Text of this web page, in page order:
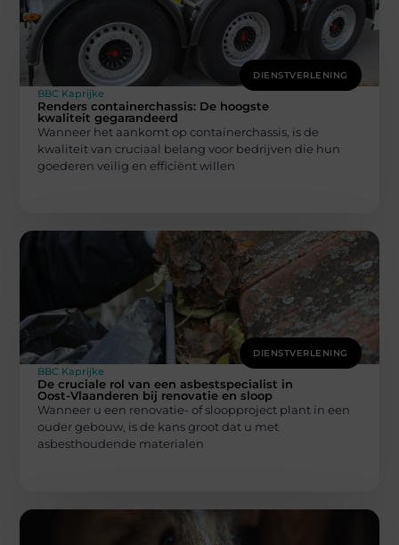
DIENSTVERLENING
BBC Kaprijke
Renders containerchassis: De hoogste
kwaliteit gegarandeerd
Wanneer het aankomt op containerchassis, is de
kwaliteit van cruciaal belang voor bedrijven die hun
goederen veilig en efficiënt willen
DIENSTVERLENING
BBC Kaprijke
De cruciale rol van een asbestspecialist in
Oost-Vlaanderen bij renovatie en sloop
Wanneer u een renovatie- of sloopproject plant in een
ouder gebouw, is de kans groot dat u met
asbesthoudende materialen